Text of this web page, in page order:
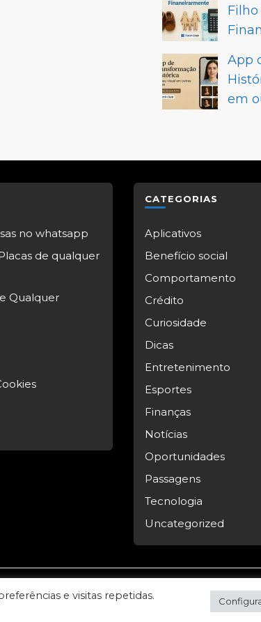
App
em
no whatsapp
de qualquer
Qualquer
CATEGORIAS
Aplicativos
Benefício social
Comportamento
Crédito
Curiosidade
Dicas
Entretenimento
Esportes
Finanças
Notícias
Oportunidades
Passagens
Tecnologia
Uncategorized
e visitas repetidas.